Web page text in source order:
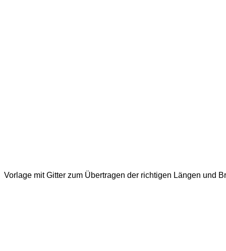
Vorlage mit Gitter zum Übertragen der richtigen Längen und